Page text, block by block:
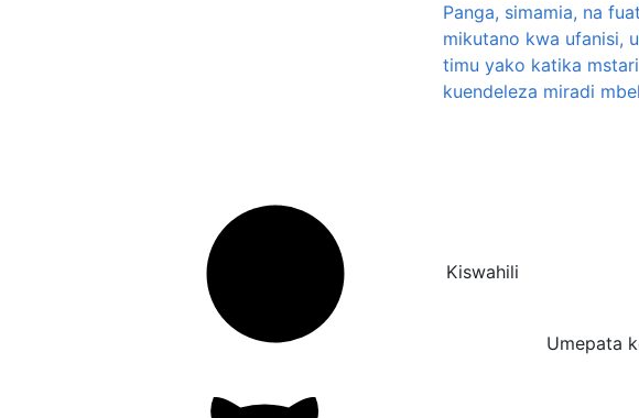
Panga, simamia, na
mikutano kwa ufanisi,
timu yako katika
kuendeleza miradi
Kiswahili
Umepata